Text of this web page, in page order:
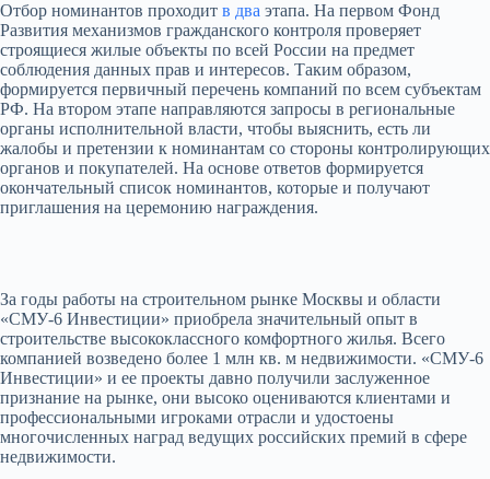
Отбор номинантов проходит в два этапа. На первом Фонд
Развития механизмов гражданского контроля проверяет
строящиеся жилые объекты по всей России на предмет
соблюдения данных прав и интересов. Таким образом,
формируется первичный перечень компаний по всем субъектам
РФ. На втором этапе направляются запросы в региональные
органы исполнительной власти, чтобы выяснить, есть ли
жалобы и претензии к номинантам со стороны контролирующих
органов и покупателей. На основе ответов формируется
окончательный список номинантов, которые и получают
приглашения на церемонию награждения.
За годы работы на строительном рынке Москвы и области
«СМУ-6 Инвестиции» приобрела значительный опыт в
строительстве высококлассного комфортного жилья. Всего
компанией возведено более 1 млн кв. м недвижимости. «СМУ-6
Инвестиции» и ее проекты давно получили заслуженное
признание на рынке, они высоко оцениваются клиентами и
профессиональными игроками отрасли и удостоены
многочисленных наград ведущих российских премий в сфере
недвижимости.